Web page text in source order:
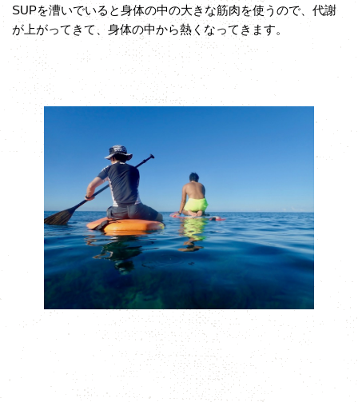
SUPを漕いでいると身体の中の大きな筋肉を使うので、代謝
が上がってきて、身体の中から熱くなってきます。